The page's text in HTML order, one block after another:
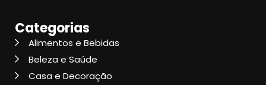
Categorias
Alimentos e Bebidas
Beleza e Saúde
Casa e Decoração